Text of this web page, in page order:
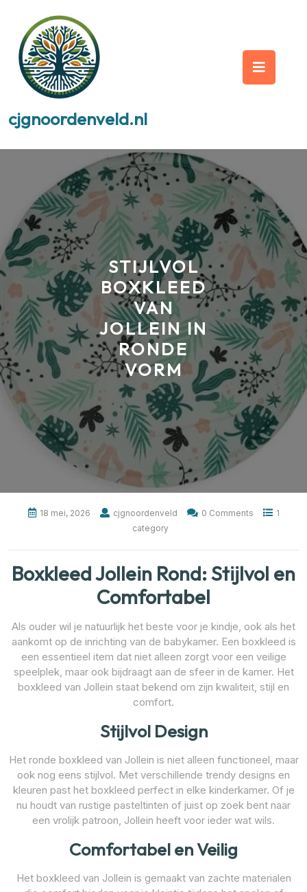
content
cjgnoordenveld.nl
STIJLVOL
BOXKLEED
VAN
JOLLEIN IN
RONDE
VORM
18 mei, 2026 cjgnoordenveld 0 Comments
1
category
Boxkleed Jollein Rond: Stijlvol en
Comfortabel
Als ouder wil je natuurlijk het beste voor je kindje, ook als het
aankomt op de inrichting van de babykamer. Een boxkleed is
een essentieel item dat niet alleen zorgt voor een veilige
speelplek, maar ook bijdraagt aan de sfeer in de kamer. Het
boxkleed van Jollein staat bekend om zijn kwaliteit, stijl en
comfort.
Stijlvol Design
Het ronde boxkleed van Jollein is niet alleen functioneel, maar
ook nog eens stijlvol. Met verschillende trendy designs en
kleuren past het boxkleed perfect in elke kinderkamer. Of je
nu houdt van rustige pasteltinten of juist op zoek bent naar
een vrolijk patroon, Jollein heeft voor ieder wat wils.
Comfortabel en Veilig
Het boxkleed van Jollein is gemaakt van zachte materialen